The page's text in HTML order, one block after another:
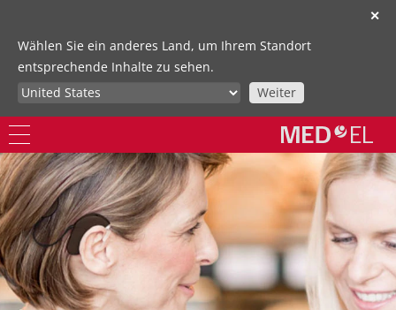
✕
Wählen Sie ein anderes Land, um Ihrem Standort
entsprechende Inhalte zu sehen.
Weiter